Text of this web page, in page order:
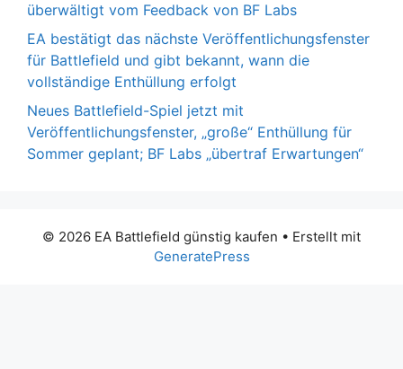
überwältigt vom Feedback von BF Labs
EA bestätigt das nächste Veröffentlichungsfenster
für Battlefield und gibt bekannt, wann die
vollständige Enthüllung erfolgt
Neues Battlefield-Spiel jetzt mit
Veröffentlichungsfenster, „große“ Enthüllung für
Sommer geplant; BF Labs „übertraf Erwartungen“
© 2026 EA Battlefield günstig kaufen • Erstellt mit
GeneratePress